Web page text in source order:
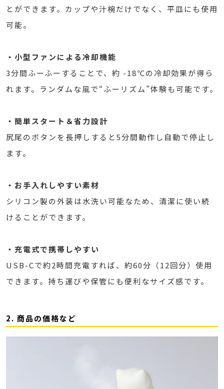
とができます。カップや汁椀だけでなく、平皿にも使用
可能。
・小型ファンによる冷却機能
3分間ふーふーすることで、約 -18℃の冷却効果が得ら
れます。ランダムな風で“ふーリズム”体験も可能です。
・簡単スタート＆省力設計
尻尾のボタンを長押しすると5分間動作し自動で停止し
ます。
・お手入れしやすい素材
シリコン製の外装は水洗い可能なため、清潔に使い続
けることができます。
・充電式で携帯しやすい
USB-Cで約2時間充電すれば、約60分（12回分）使用
できます。持ち運びや保管にも便利なサイズ感です。
2. 商品の価格など